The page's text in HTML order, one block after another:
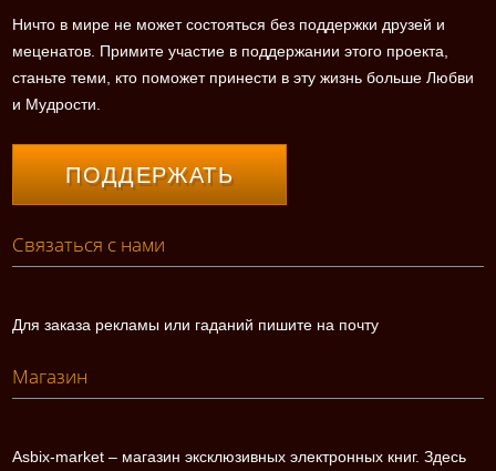
Ничто в мире не может состояться без поддержки друзей и
меценатов. Примите участие в поддержании этого проекта,
станьте теми, кто поможет принести в эту жизнь больше Любви
и Мудрости.
ПОДДЕРЖАТЬ
Связаться с нами
Для заказа рекламы или гаданий пишите на почту
Магазин
Asbix-market – магазин эксклюзивных электронных книг. Здесь